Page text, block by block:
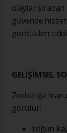
olaylar
güvende
gördükleri
GELİŞİMSEL
Zorbalığa
görülür:
Yoğun